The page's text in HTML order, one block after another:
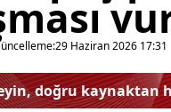
29 Haziran 2026 17:31
doğru kaynaktan